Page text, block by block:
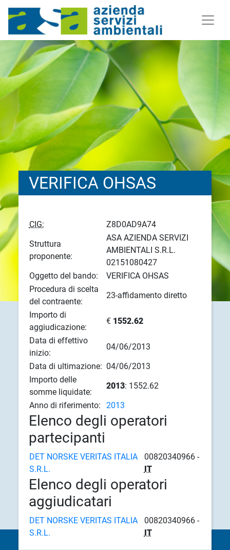
VERIFICA OHSAS
CIG:
Z8D0AD9A74
Struttura
proponente:
ASA AZIENDA SERVIZI
AMBIENTALI S.R.L.
02151080427
Oggetto del bando:
VERIFICA OHSAS
Procedura di scelta
del contraente:
23-affidamento diretto
Importo di
aggiudicazione:
€ 1552.62
Data di effettivo
inizio:
04/06/2013
Data di ultimazione: 04/06/2013
Importo delle
somme liquidate:
2013: 1552.62
Anno di riferimento:
2013
Elenco degli operatori
partecipanti
DET NORSKE VERITAS ITALIA
S.R.L.
00820340966 -
IT
Elenco degli operatori
aggiudicatari
DET NORSKE VERITAS ITALIA
S.R.L.
00820340966 -
IT